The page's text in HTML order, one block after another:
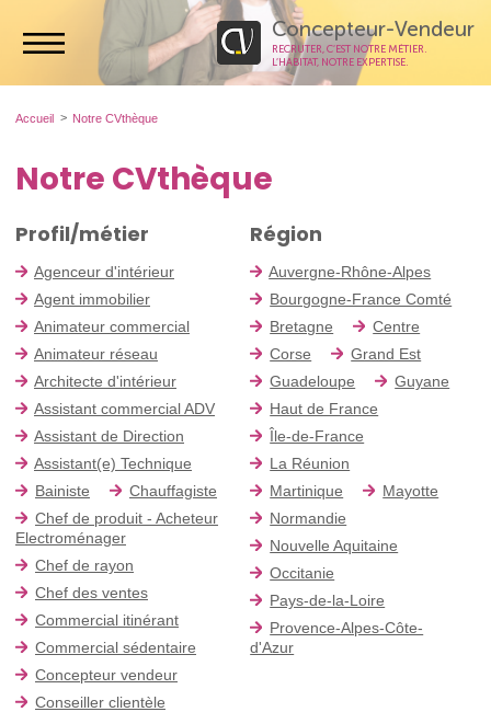
Concepteur-Vendeur
RECRUTER, C’EST NOTRE MÉTIER.
L’HABITAT, NOTRE EXPERTISE.
Accueil Notre CVthèque
Notre CVthèque
Profil/métier
Agenceur d'intérieur
Agent immobilier
Animateur commercial
Animateur réseau
Architecte d'intérieur
Assistant commercial ADV
Assistant de Direction
Assistant(e) Technique
Bainiste
Chauffagiste
Chef de produit - Acheteur
Electroménager
Chef de rayon
Chef des ventes
Commercial itinérant
Commercial sédentaire
Concepteur vendeur
Conseiller clientèle
Région
Auvergne-Rhône-Alpes
Bourgogne-France Comté
Bretagne
Centre
Corse
Grand Est
Guadeloupe
Guyane
Haut de France
Île-de-France
La Réunion
Martinique
Mayotte
Normandie
Nouvelle Aquitaine
Occitanie
Pays-de-la-Loire
Provence-Alpes-Côte-
d'Azur